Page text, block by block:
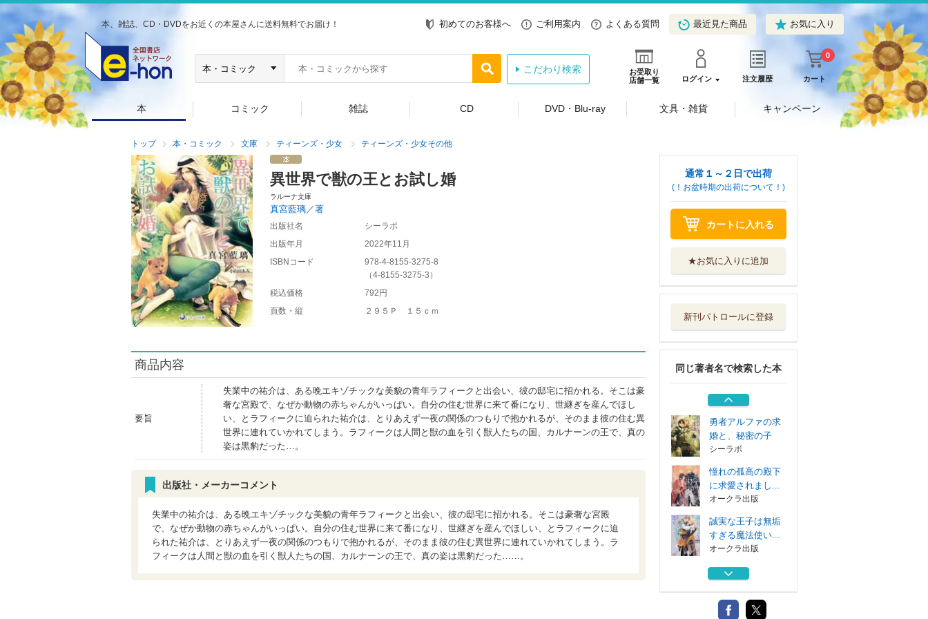
本、雑誌、CD・DVDをお近くの本屋さんに送料無料でお届け！ 初めてのお客様へ ご利用案内 よくある質問 最近見た商品 お気に入り
お受取り
店舗一覧
ログイン 注文履歴 カート
0
こだわり検索
本 コミック 雑誌 CD DVD・Blu-ray 文具・雑貨 キャンペーン
トップ 本・コミック 文庫 ティーンズ・少女 ティーンズ・少女その他
異世界で獣の王とお試し婚
ラルーナ文庫
真宮藍璃／著
出版社名
シーラボ
出版年月
2022年11月
ISBNコード
978-4-8155-3275-8
（4-8155-3275-3 ）
税込価格
792円
頁数・縦
２９５Ｐ １５ｃｍ
商品内容
要旨
失業中の祐介は、ある晩エキゾチックな美貌の青年ラフィークと出会い、彼の邸宅に招かれる。そこは豪
奢な宮殿で、なぜか動物の赤ちゃんがいっぱい。自分の住む世界に来て番になり、世継ぎを産んでほし
い、とラフィークに迫られた祐介は、とりあえず一夜の関係のつもりで抱かれるが、そのまま彼の住む異
世界に連れていかれてしまう。ラフィークは人間と獣の血を引く獣人たちの国、カルナーンの王で、真の
姿は黒豹だった…。
出版社・メーカーコメント
失業中の祐介は、ある晩エキゾチックな美貌の青年ラフィークと出会い、彼の邸宅に招かれる。そこは豪奢な宮殿
で、なぜか動物の赤ちゃんがいっぱい。自分の住む世界に来て番になり、世継ぎを産んでほしい、とラフィークに迫
られた祐介は、とりあえず一夜の関係のつもりで抱かれるが、そのまま彼の住む異世界に連れていかれてしまう。ラ
フィークは人間と獣の血を引く獣人たちの国、カルナーンの王で、真の姿は黒豹だった……。
通常１～２日で出荷
(！お盆時期の出荷について！)
カートに入れる
★お気に入りに追加
新刊パトロールに登録
同じ著者名で検索した本
誠実な王子は無垢
すぎる魔法使い...
アルファ軍人公爵
シーラボ
推し公爵の闇落ち
を阻止したら、...
オークラ出版
勇者アルファの求
婚と、秘密の子
シーラボ
憧れの孤高の殿下
に求愛されまし...
オークラ出版
誠実な王子は無垢
すぎる魔法使い...
オークラ出版
アルファ軍人公爵
シーラボ